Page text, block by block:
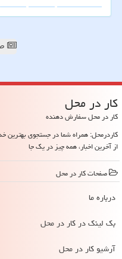
كار در محل
کار در محل سفارش دهنده
کاردرمحل: همراه شما در جستجوی بهترین
از آخرین اخبار، همه چیز در یک جا
صفحات كار در محل
درباره ما
بک لینک در كار در محل
آرشیو كار در محل